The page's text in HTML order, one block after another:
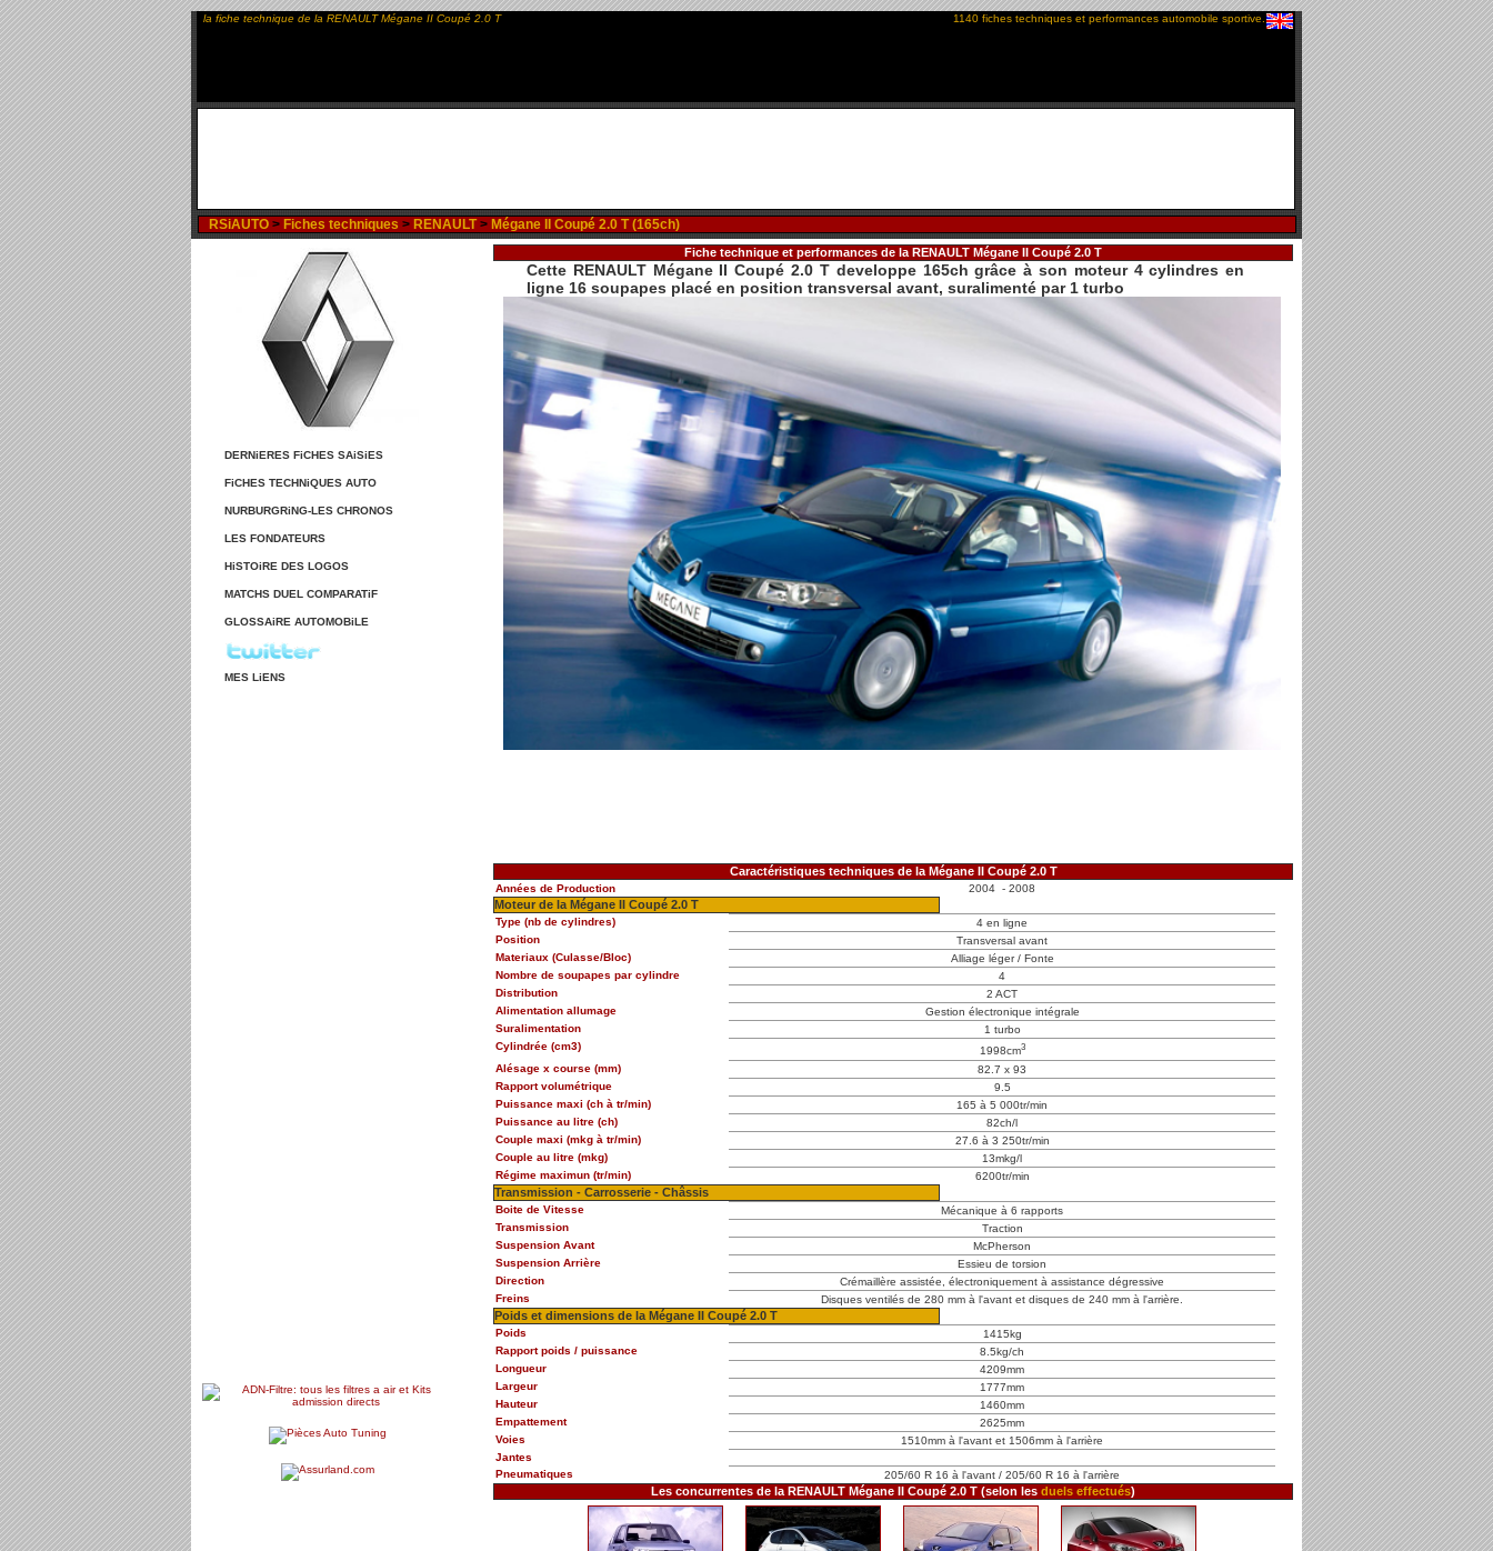
la fiche technique de la RENAULT Mégane II Coupé 2.0 T 1140 fiches techniques et performances automobile sportive.
RSiAUTO > Fiches techniques > RENAULT> Mégane II Coupé 2.0 T (165ch)
Fiche technique et performances de la RENAULT Mégane II Coupé 2.0 T
Cette RENAULT Mégane II Coupé 2.0 T developpe 165ch grâce à son moteur 4 cylindres en
ligne 16 soupapes placé en position transversal avant, suralimenté par 1 turbo
Caractéristiques techniques de la Mégane II Coupé 2.0 T
Années de Production 2004 - 2008
Moteur de la Mégane II Coupé 2.0 T
Type (nb de cylindres)
4 en ligne
Position
Transversal avant
Materiaux (Culasse/Bloc)
Alliage léger / Fonte
Nombre de soupapes par cylindre
4
Distribution
2 ACT
Alimentation allumage
Gestion électronique intégrale
Suralimentation
1 turbo
Cylindrée (cm3)
1998cm3
Alésage x course (mm)
82.7 x 93
Rapport volumétrique
9.5
Puissance maxi (ch à tr/min)
165 à 5 000tr/min
Puissance au litre (ch)
82ch/l
Couple maxi (mkg à tr/min)
27.6 à 3 250tr/min
Couple au litre (mkg)
13mkg/l
Régime maximun (tr/min)
6200tr/min
Transmission - Carrosserie - Châssis
Boite de Vitesse
Mécanique à 6 rapports
Transmission
Traction
Suspension Avant
McPherson
Suspension Arrière
Essieu de torsion
Direction
Crémaillère assistée, électroniquement à assistance dégressive
Freins
Disques ventilés de 280 mm à l'avant et disques de 240 mm à l'arrière.
Poids et dimensions de la Mégane II Coupé 2.0 T
Poids
1415kg
Rapport poids / puissance
8.5kg/ch
Longueur
4209mm
Largeur
1777mm
Hauteur
1460mm
Empattement
2625mm
Voies
1510mm à l'avant et 1506mm à l'arrière
Jantes
Pneumatiques
205/60 R 16 à l'avant / 205/60 R 16 à l'arrière
Les concurrentes de la RENAULT Mégane II Coupé 2.0 T (selon les duels effectués)
DERNiERES FiCHES SAiSiES
FiCHES TECHNiQUES AUTO
NURBURGRiNG-LES CHRONOS
LES FONDATEURS
HiSTOiRE DES LOGOS
MATCHS DUEL COMPARATiF
GLOSSAiRE AUTOMOBiLE
MES LiENS